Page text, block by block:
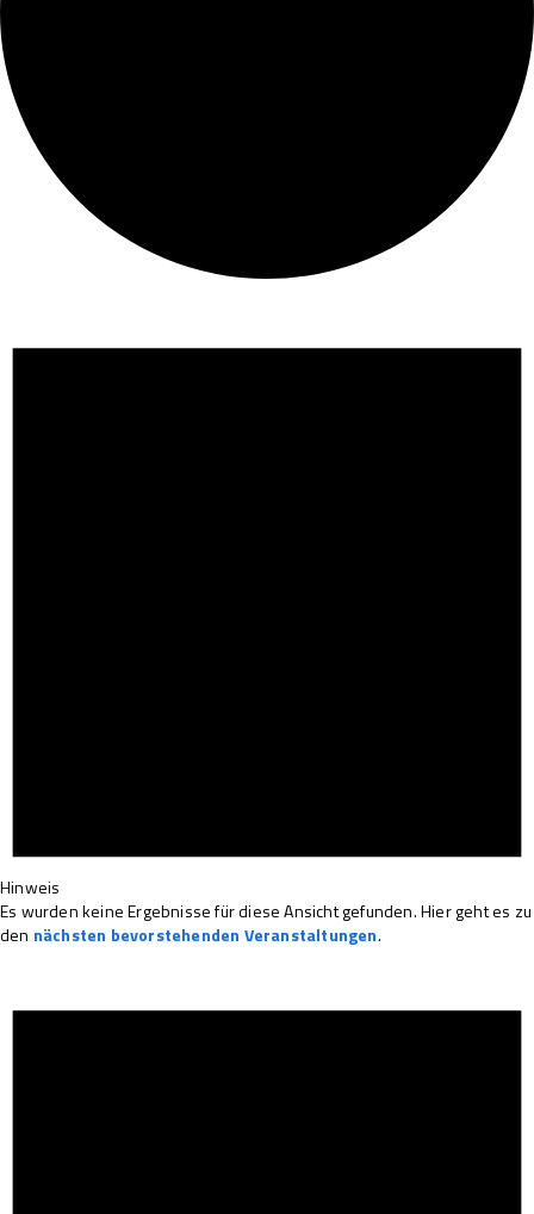
Hinweis
Es wurden keine Ergebnisse für diese Ansicht gefunden. Hier geht es zu
den nächsten bevorstehenden Veranstaltungen.